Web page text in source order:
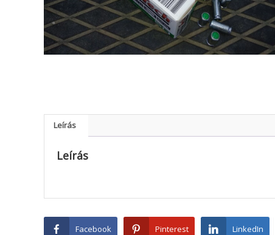
Leírás
Leírás
Facebook Pinterest LinkedIn